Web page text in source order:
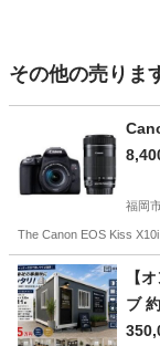
その他の売りま
福岡
The Canon EOS Kiss
福岡 福岡市 そ
【
ブ
店